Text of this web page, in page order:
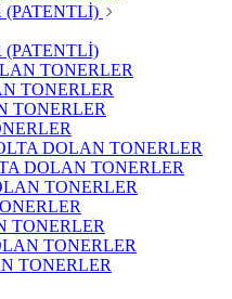
TONERLER
TONERLER
TONERLER
DOLAN TONERLER
DOLAN TONERLER
TONERLER
TONERLER
TONERLER
TONERLER